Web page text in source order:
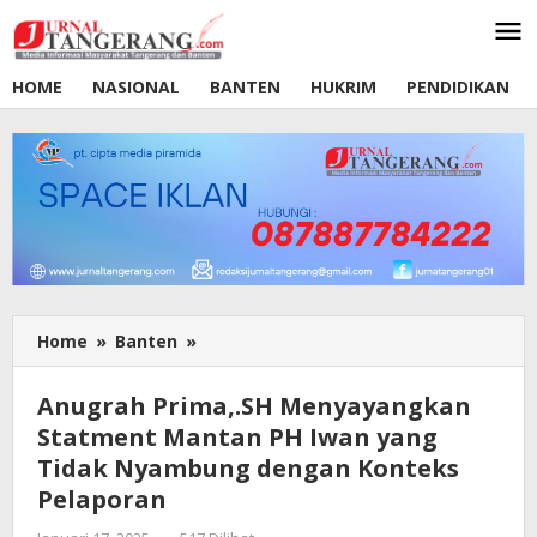
ke
konten
HOME
NASIONAL BANTEN HUKRIM PENDIDIKAN
Home » Banten »
Prima,.SH
Statment
Mantan
PH
Anugrah Prima,.SH Menyayangkan
Statment Mantan PH Iwan yang
Tidak Nyambung dengan Konteks
Pelaporan